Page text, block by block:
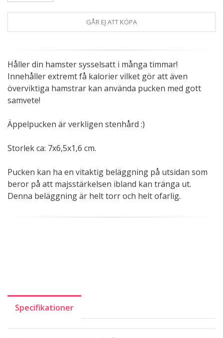
GÅR EJ ATT KÖPA
Håller din hamster sysselsatt i många timmar!
Innehåller extremt få kalorier vilket gör att även
överviktiga hamstrar kan använda pucken med gott
samvete!
Äppelpucken är verkligen stenhård :)
Storlek ca: 7x6,5x1,6 cm.
Pucken kan ha en vitaktig beläggning på utsidan som
beror på att majsstärkelsen ibland kan tränga ut.
Denna beläggning är helt torr och helt ofarlig.
Specifikationer